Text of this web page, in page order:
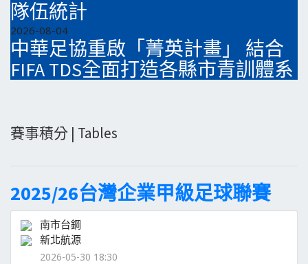
隊伍統計
2026-08-04
中華足協重啟「菁英計畫」 結合
FIFA TDS全面打造各縣市青訓體系
賽事積分 | Tables
2025/26台灣企業甲級足球聯賽
南市台鋼
新北航源
2026-05-30 18:30